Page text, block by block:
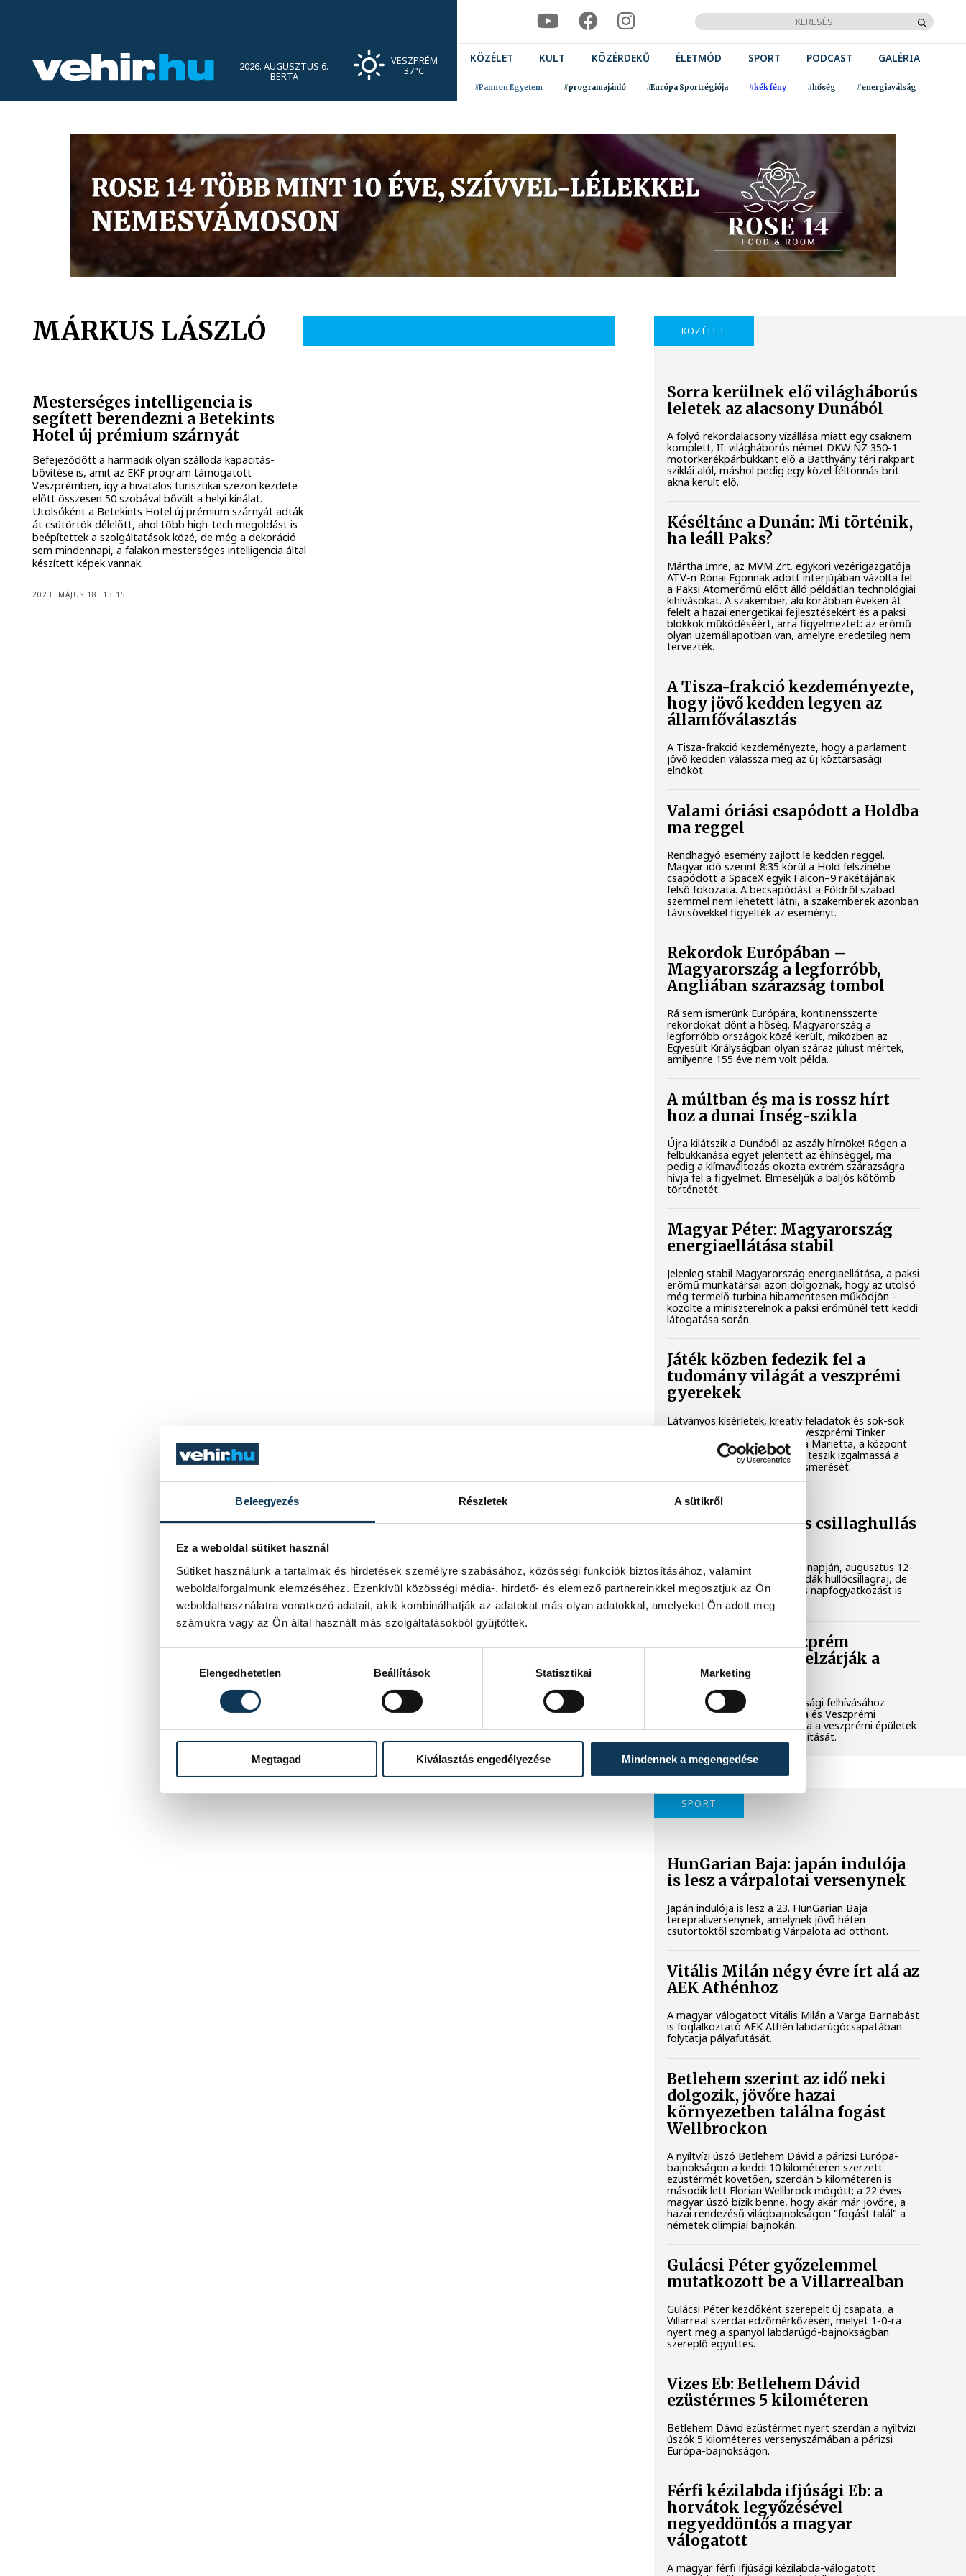
Beleegyezés Részletek A sütikről
Ez a weboldal sütiket használ
Sütiket használunk a tartalmak és hirdetések személyre szabásához, közösségi funkciók biztosításához, valamint
weboldalforgalmunk elemzéséhez. Ezenkívül közösségi média-, hirdető- és elemező partnereinkkel megosztjuk az Ön
weboldalhasználatra vonatkozó adatait, akik kombinálhatják az adatokat más olyan adatokkal, amelyeket Ön adott meg
számukra vagy az Ön által használt más szolgáltatásokból gyűjtöttek.
Elengedhetetlen
Beállítások Statisztikai Marketing
Megtagad Kiválasztás engedélyezése Mindennek a megengedése
2026. AUGUSZTUS 6.
BERTA
VESZPRÉM
37°C
KÖZÉLET KULT KÖZÉRDEKŰ ÉLETMÓD SPORT PODCAST GALÉRIA
#Pannon Egyetem #programajánló #Európa Sportrégiója #kék fény #hőség #energiaválság
MÁRKUS LÁSZLÓ
Mesterséges intelligencia is
segített berendezni a Betekints
Hotel új prémium szárnyát
Befejeződött a harmadik olyan szálloda kapacitás-
bővítése is, amit az EKF program támogatott
Veszprémben, így a hivatalos turisztikai szezon kezdete
előtt összesen 50 szobával bővült a helyi kínálat.
Utolsóként a Betekints Hotel új prémium szárnyát adták
át csütörtök délelőtt, ahol több high-tech megoldást is
beépítettek a szolgáltatások közé, de még a dekoráció
sem mindennapi, a falakon mesterséges intelligencia által
készített képek vannak.
2023. MÁJUS 18. 13:15
KÖZÉLET
Sorra kerülnek elő világháborús
leletek az alacsony Dunából
A folyó rekordalacsony vízállása miatt egy csaknem
komplett, II. világháborús német DKW NZ 350-1
motorkerékpárbukkant elő a Batthyány téri rakpart
sziklái alól, máshol pedig egy közel féltonnás brit
akna került elő.
Késéltánc a Dunán: Mi történik,
ha leáll Paks?
Mártha Imre, az MVM Zrt. egykori vezérigazgatója
ATV-n Rónai Egonnak adott interjújában vázolta fel
a Paksi Atomerőmű előtt álló példátlan technológiai
kihívásokat. A szakember, aki korábban éveken át
felelt a hazai energetikai fejlesztésekért és a paksi
blokkok működéséért, arra figyelmeztet: az erőmű
olyan üzemállapotban van, amelyre eredetileg nem
tervezték.
A Tisza-frakció kezdeményezte,
hogy jövő kedden legyen az
államfőválasztás
A Tisza-frakció kezdeményezte, hogy a parlament
jövő kedden válassza meg az új köztársasági
elnököt.
Valami óriási csapódott a Holdba
ma reggel
Rendhagyó esemény zajlott le kedden reggel.
Magyar idő szerint 8:35 körül a Hold felszínébe
csapódott a SpaceX egyik Falcon–9 rakétájának
felső fokozata. A becsapódást a Földről szabad
szemmel nem lehetett látni, a szakemberek azonban
távcsövekkel figyelték az eseményt.
Rekordok Európában –
Magyarország a legforróbb,
Angliában szárazság tombol
Rá sem ismerünk Európára, kontinensszerte
rekordokat dönt a hőség. Magyarország a
legforróbb országok közé került, miközben az
Egyesült Királyságban olyan száraz júliust mértek,
amilyenre 155 éve nem volt példa.
A múltban és ma is rossz hírt
hoz a dunai Ínség-szikla
Újra kilátszik a Dunából az aszály hírnöke! Régen a
felbukkanása egyet jelentett az éhínséggel, ma
pedig a klímaváltozás okozta extrém szárazságra
hívja fel a figyelmet. Elmeséljük a baljós kőtömb
történetét.
Magyar Péter: Magyarország
energiaellátása stabil
Jelenleg stabil Magyarország energiaellátása, a paksi
erőmű munkatársai azon dolgoznak, hogy az utolsó
még termelő turbina hibamentesen működjön -
közölte a miniszterelnök a paksi erőműnél tett keddi
látogatása során.
Játék közben fedezik fel a
tudomány világát a veszprémi
gyerekek
Látványos kísérletek, kreatív feladatok és sok-sok
élmény várja a gyerekeket a veszprémi Tinker
Labsben. Videónkban Balassa Marietta, a központ
vezetője mutatja be, hogyan teszik izgalmassá a
természettudományok megismerését.
Augusztus 12-én
napfogyatkozás és csillaghullás
Az év legsűrűbb csillagászati napján, augusztus 12-
én éjjel tetőzik majd a Perseidák hullócsillagraj, de
ugyanezen a napon részleges napfogyatkozást is
meg lehet majd figyelni.
Lekapcsolják Veszprém
díszkivilágítását, elzárják a
szökőkutakat
A kormány energiatakarékossági felhívásához
csatlakozva Veszprém városa és Veszprémi
Főegyházmegye is lekapcsolta a veszprémi épületek
és nevezetességek díszkivilágítását.
SPORT
HunGarian Baja: japán indulója
is lesz a várpalotai versenynek
Japán indulója is lesz a 23. HunGarian Baja
terepraliversenynek, amelynek jövő héten
csütörtöktől szombatig Várpalota ad otthont.
Vitális Milán négy évre írt alá az
AEK Athénhoz
A magyar válogatott Vitális Milán a Varga Barnabást
is foglalkoztató AEK Athén labdarúgócsapatában
folytatja pályafutását.
Betlehem szerint az idő neki
dolgozik, jövőre hazai
környezetben találna fogást
Wellbrockon
A nyíltvízi úszó Betlehem Dávid a párizsi Európa-
bajnokságon a keddi 10 kilométeren szerzett
ezüstérmét követően, szerdán 5 kilométeren is
második lett Florian Wellbrock mögött; a 22 éves
magyar úszó bízik benne, hogy akár már jövőre, a
hazai rendezésű világbajnokságon "fogást talál" a
németek olimpiai bajnokán.
Gulácsi Péter győzelemmel
mutatkozott be a Villarrealban
Gulácsi Péter kezdőként szerepelt új csapata, a
Villarreal szerdai edzőmérkőzésén, melyet 1-0-ra
nyert meg a spanyol labdarúgó-bajnokságban
szereplő együttes.
Vizes Eb: Betlehem Dávid
ezüstérmes 5 kilométeren
Betlehem Dávid ezüstérmet nyert szerdán a nyíltvízi
úszók 5 kilométeres versenyszámában a párizsi
Európa-bajnokságon.
Férfi kézilabda ifjúsági Eb: a
horvátok legyőzésével
negyeddöntős a magyar
válogatott
A magyar férfi ifjúsági kézilabda-válogatott